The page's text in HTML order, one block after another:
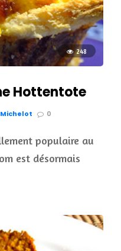
248
Hottentote
0
populaire au
est désormais